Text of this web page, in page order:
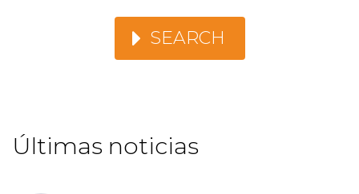
SEARCH
Últimas noticias